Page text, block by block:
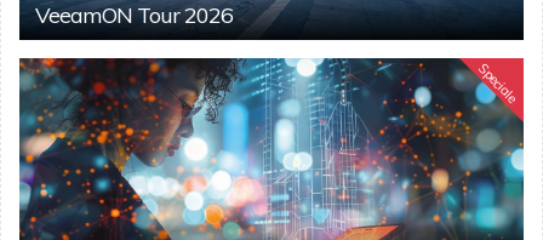
VeeamON Tour 2026
Speciale